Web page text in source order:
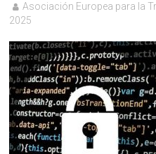
Asociación Europea para la
2025